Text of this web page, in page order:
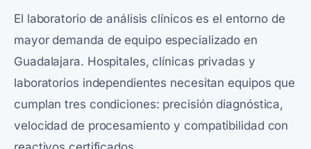
El laboratorio de análisis clínicos es el entorno de
mayor demanda de equipo especializado en
Guadalajara. Hospitales, clínicas privadas y
laboratorios independientes necesitan equipos que
cumplan tres condiciones: precisión diagnóstica,
velocidad de procesamiento y compatibilidad con